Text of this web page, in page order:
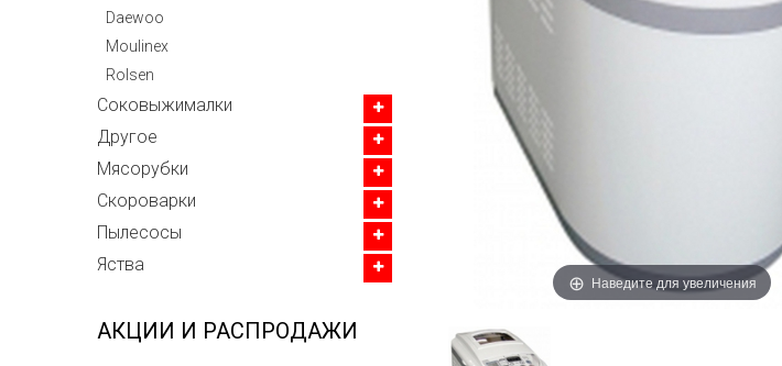
Daewoo
Moulinex
Rolsen
Соковыжималки
Другое
Мясорубки
Скороварки
Пылесосы
Яства
АКЦИИ И РАСПРОДАЖИ
Наведите для увеличения